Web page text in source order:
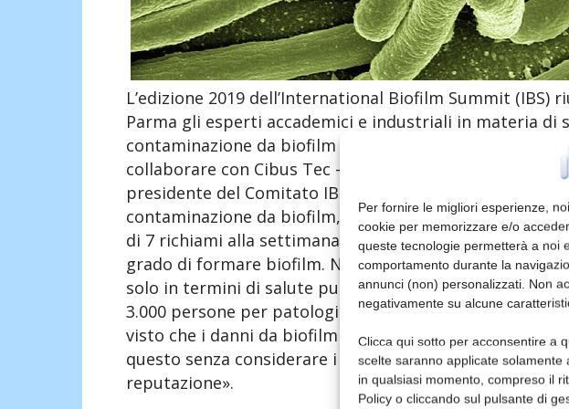
Per fornire le migliori esperienze,
cookie per memorizzare e/o
queste tecnologie permetterà a noi
comportamento durante la
annunci (non) personalizzati. Non
negativamente su alcune
Clicca qui sotto per acconsentire a
scelte saranno applicate
in qualsiasi momento, compreso il
Policy o cliccando sul pulsante di
L’edizione 2019 dell’International Biofilm Summit (IBS)
Parma gli esperti accademici e industriali in materia di
contaminazione da biofilm nell’industria di alimenti e
collaborare con Cibus Tec – spiega George Blackman, Ad
presidente del Comitato IBS. – Ciò sottolinea l’interesse
contaminazione da biofilm, che è una delle principali
di 7 richiami alla settimana in Europa sono imputabili
grado di formare biofilm. Negli operatori i biofilm
solo in termini di salute pubblica – ogni anno negli
3.000 persone per patologie di origine alimentare – ma
visto che i danni da biofilm ammontano a diversi
questo senza considerare i rischi legati alla gestione
reputazione».